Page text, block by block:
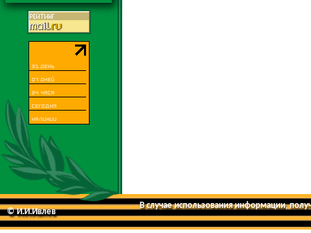
© И.И.Ивлев
В случае использования информации,